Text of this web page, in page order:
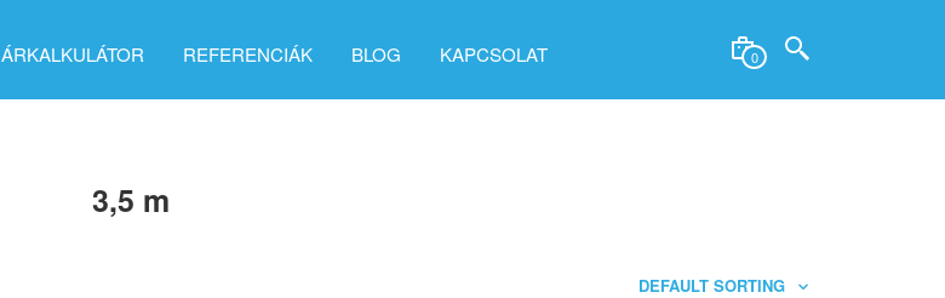
ÁRKALKULÁTOR REFERENCIÁK BLOG KAPCSOLAT 0
3,5 m
DEFAULT SORTING